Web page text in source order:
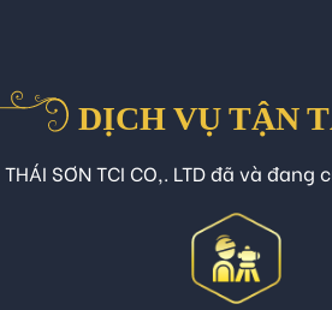
DỊCH VỤ TẬN
THÁI SƠN TCI CO,. LTD đã và